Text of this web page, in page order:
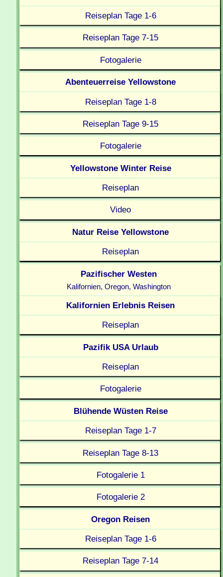
Reiseplan Tage 1-6
Reiseplan Tage 7-15
Fotogalerie
Abenteuerreise Yellowstone
Reiseplan Tage 1-8
Reiseplan Tage 9-15
Fotogalerie
Yellowstone Winter Reise
Reiseplan
Video
Natur Reise Yellowstone
Reiseplan
Pazifischer Westen
Kalifornien, Oregon, Washington
Kalifornien Erlebnis Reisen
Reiseplan
Pazifik USA Urlaub
Reiseplan
Fotogalerie
Blühende Wüsten Reise
Reiseplan Tage 1-7
Reiseplan Tage 8-13
Fotogalerie 1
Fotogalerie 2
Oregon Reisen
Reiseplan Tage 1-6
Reiseplan Tage 7-14